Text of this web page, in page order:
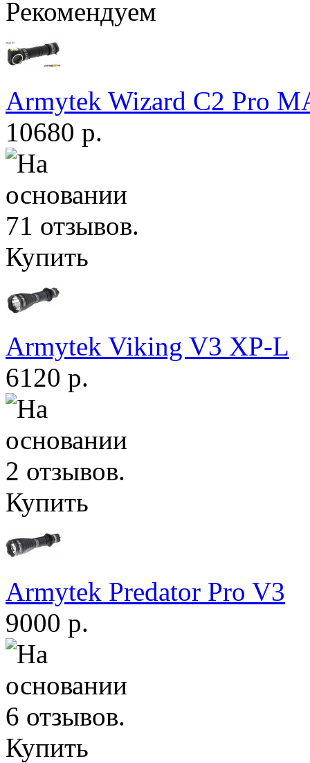
Рекомендуем
Armytek Wizard С2 Pro
10680 р.
Купить
Armytek Viking V3 XP-L
6120 р.
Купить
Armytek Predator Pro V3
9000 р.
Купить